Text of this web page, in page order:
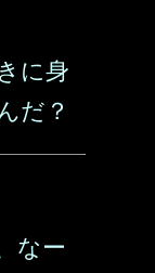
に身
だ？
なー